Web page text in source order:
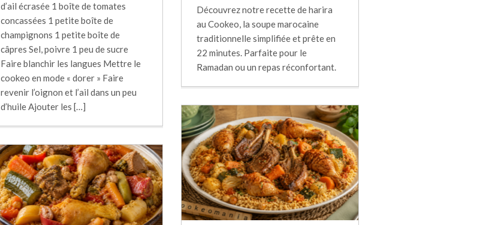
d’ail écrasée 1 boîte de tomates
concassées 1 petite boîte de
champignons 1 petite boîte de
câpres Sel, poivre 1 peu de sucre
Faire blanchir les langues Mettre le
cookeo en mode « dorer » Faire
revenir l’oignon et l’ail dans un peu
d’huile Ajouter les […]
Découvrez notre recette de harira
au Cookeo, la soupe marocaine
traditionnelle simplifiée et prête en
22 minutes. Parfaite pour le
Ramadan ou un repas réconfortant.